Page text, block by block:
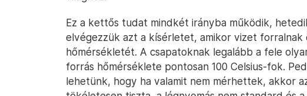
Ez a kettős tudat mindkét irányba működik,
elvégezzük azt a kísérletet, amikor vizet forralnak
hőmérsékletét. A csapatoknak legalább a fele
forrás hőmérséklete pontosan 100 Celsius-fok.
lehetünk, hogy ha valamit nem mérhettek, akkor